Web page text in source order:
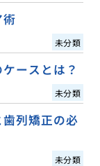
未分類
ースとは？
未分類
列矯正の必
未分類